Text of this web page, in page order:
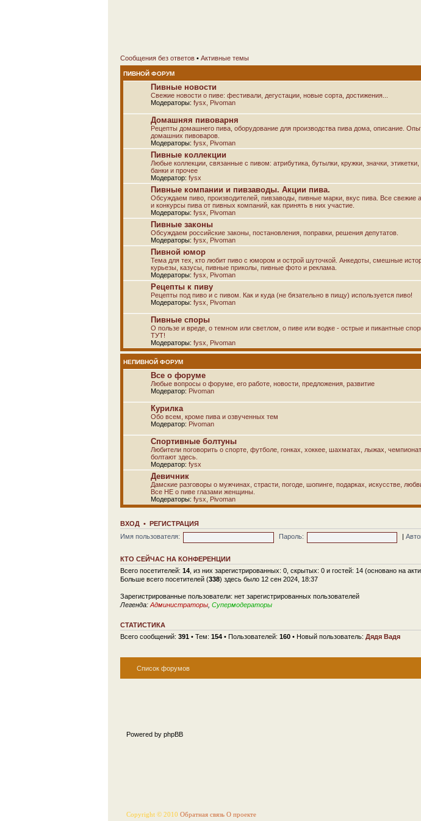
Сообщения без ответов • Активные темы
ПИВНОЙ ФОРУМ
Пивные новости
Свежие новости о пиве: фестивали, дегустации, новые сорта, достижения...
Модераторы: fysx Pivoman
Домашняя пивоварня
Рецепты домашнего пива, оборудование для производства пива дома, описание.
домашних пивоваров.
Модераторы: fysx Pivoman
Пивные коллекции
Любые коллекции, связанные с пивом: атрибутика, бутылки, кружки, значки, этикетки,
банки и прочее
Модератор: fysx
Пивные компании и пивзаводы. Акции пива.
Обсуждаем пиво, производителей, пивзаводы, пивные марки, вкус пива. Все свежие
и конкурсы пива от пивных компаний, как принять в них участие.
Модераторы: fysx Pivoman
Пивные законы
Обсуждаем российские законы, постановления, поправки, решения депутатов.
Модераторы: fysx Pivoman
Пивной юмор
Тема для тех, кто любит пиво с юмором и острой шуточкой. Анкедоты, смешные
курьезы, казусы, пивные приколы, пивные фото и реклама.
Модераторы: fysx Pivoman
Рецепты к пиву
Рецепты под пиво и с пивом. Как и куда (не бязательно в пищу) используется пиво!
Модераторы: fysx Pivoman
Пивные споры
О пользе и вреде, о темном или светлом, о пиве или водке - острые и пикантные
ТУТ!
Модераторы: fysx Pivoman
НЕПИВНОЙ ФОРУМ
Все о форуме
Любые вопросы о форуме, его работе, новости, предложения, развитие
Модератор: Pivoman
Курилка
Обо всем, кроме пива и озвученных тем
Модератор: Pivoman
Спортивные болтуны
Любители поговорить о спорте, футболе, гонках, хоккее, шахматах, лыжах,
болтают здесь.
Модератор: fysx
Девичник
Дамские разговоры о мужчинах, страсти, погоде, шопинге, подарках, искусстве,
Все НЕ о пиве глазами женщины.
Модераторы: fysx Pivoman
ВХОД • РЕГИСТРАЦИЯ
Имя пользователя:
Пароль:
КТО СЕЙЧАС НА КОНФЕРЕНЦИИ
Всего посетителей: 14 , из них зарегистрированных: 0, скрытых: 0 и гостей: 14 (основано на
Больше всего посетителей (338) здесь было 12 сен 2024, 18:37
Зарегистрированные пользователи: нет зарегистрированных пользователей
Легенда: Администраторы Супермодераторы
СТАТИСТИКА
Всего сообщений: 391 • Тем: 154 • Пользователей: 160 • Новый пользователь: Дядя Вадя
Список форумов
Powered by phpBB
Copyright © 2010 Обратная связь О проекте